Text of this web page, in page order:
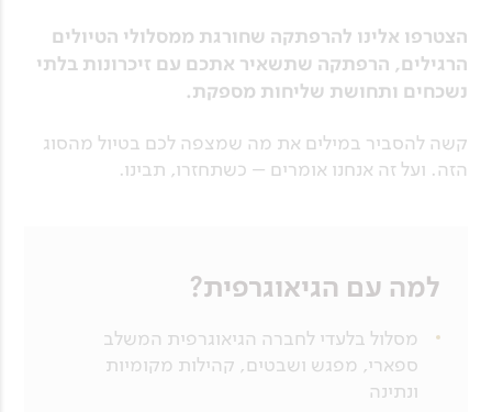
הצטרפו אלינו להרפתקה שחורגת ממסלולי הטיולים
הרגילים, הרפתקה שתשאיר אתכם עם זיכרונות בלתי
נשכחים ותחושת שליחות מספקת.
קשה להסביר במילים את מה שמצפה לכם בטיול מהסוג
הזה. ועל זה אנחנו אומרים – כשתחזרו, תבינו.
למה עם הגיאוגרפית?
מסלול בלעדי לחברה הגיאוגרפית המשלב
ספארי, מפגש ושבטים, קהילות מקומיות
ונתינה